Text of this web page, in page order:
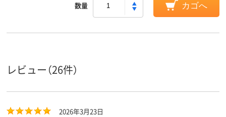
数量 カゴへ
レビュー（26件）
2026年3月23日